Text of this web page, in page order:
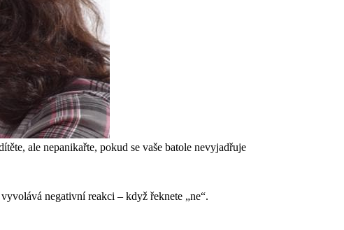
ale nepanikařte, pokud se vaše batole nevyjadřuje
negativní reakci – když řeknete „ne“.